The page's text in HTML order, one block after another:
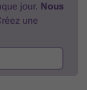
jour. Nous
une